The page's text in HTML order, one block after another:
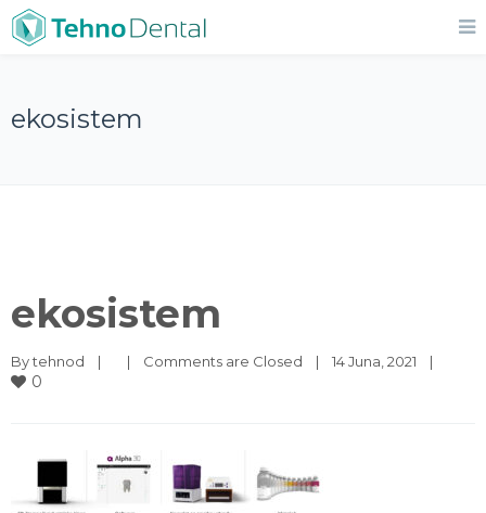
ekosistem
ekosistem
By tehnod | | Comments are Closed | 14 Juna, 2021 |
0